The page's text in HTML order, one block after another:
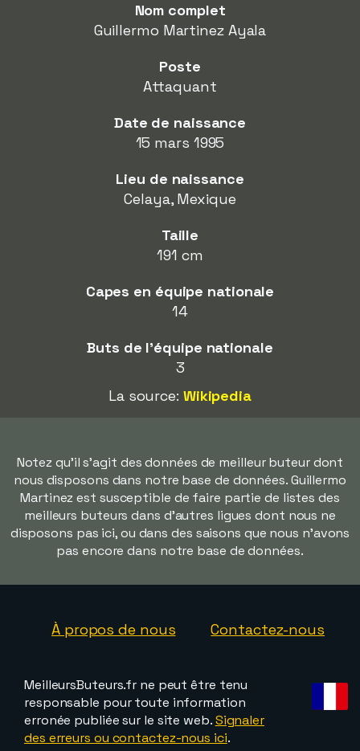
Nom complet
Guillermo Martinez Ayala
Poste
Attaquant
Date de naissance
15 mars 1995
Lieu de naissance
Celaya, Mexique
Taille
191 cm
Capes en équipe nationale
14
Buts de l'équipe nationale
3
La source: Wikipedia
Notez qu'il s'agit des données de meilleur buteur dont
nous disposons dans notre base de données. Guillermo
Martinez est susceptible de faire partie de listes des
meilleurs buteurs dans d'autres ligues dont nous ne
disposons pas ici, ou dans des saisons que nous n'avons
pas encore dans notre base de données.
À propos de nous Contactez-nous
MeilleursButeurs.fr ne peut être tenu
responsable pour toute information
erronée publiée sur le site web.Signaler
des erreurs ou contactez-nous ici.